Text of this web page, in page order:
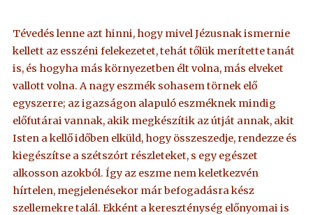
Tévedés lenne azt hinni, hogy mivel Jézusnak ismernie
kellett az esszéni felekezetet, tehát tőlük merítette tanát
is, és hogyha más környezetben élt volna, más elveket
vallott volna. A nagy eszmék sohasem törnek elő
egyszerre; az igazságon alapuló eszméknek mindig
előfutárai vannak, akik megkészítik az útját annak, akit
Isten a kellő időben elküld, hogy összeszedje, rendezze és
kiegészítse a szétszórt részleteket, s egy egészet
alkosson azokból. Így az eszme nem keletkezvén
hírtelen, megjelenésekor már befogadásra kész
szellemekre talál. Ekként a kereszténység előnyomai is